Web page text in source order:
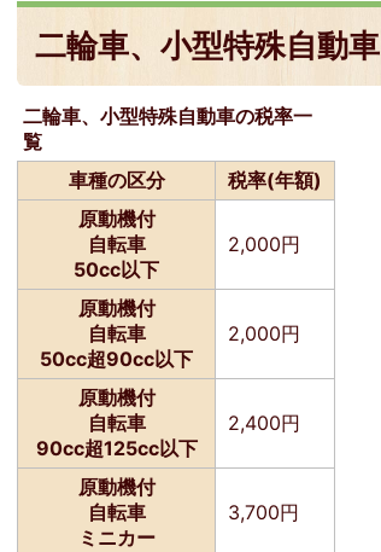
二輪車、小型特殊自動車
二輪車、小型特殊自動車の税率一
覧
車種の区分
税率(年額)
原動機付
自転車
50cc以下
2,000円
原動機付
自転車
50cc超90cc以下
2,000円
原動機付
自転車
90cc超125cc以下
2,400円
原動機付
自転車
ミニカー
3,700円